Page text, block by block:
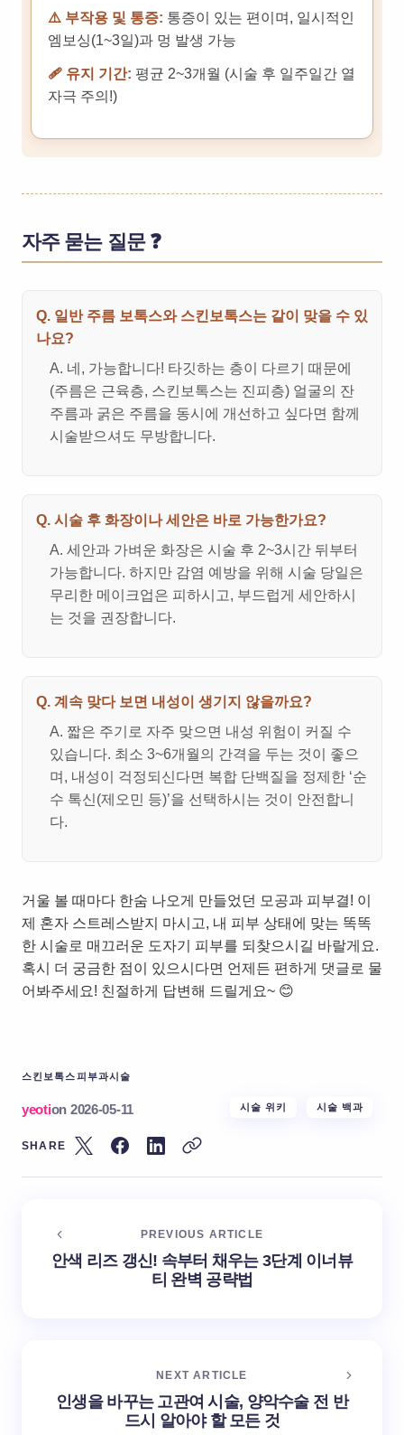
⚠️ 부작용 및 통증: 통증이 있는 편이며, 일시적인
엠보싱(1~3일)과 멍 발생 가능
🩹 유지 기간: 평균 2~3개월 (시술 후 일주일간 열
자극 주의!)
자주 묻는 질문 ❓
Q. 일반 주름 보톡스와 스킨보톡스는 같이 맞을 수 있
나요?
A. 네, 가능합니다! 타깃하는 층이 다르기 때문에
(주름은 근육층, 스킨보톡스는 진피층) 얼굴의 잔
주름과 굵은 주름을 동시에 개선하고 싶다면 함께
시술받으셔도 무방합니다.
Q. 시술 후 화장이나 세안은 바로 가능한가요?
A. 세안과 가벼운 화장은 시술 후 2~3시간 뒤부터
가능합니다. 하지만 감염 예방을 위해 시술 당일은
무리한 메이크업은 피하시고, 부드럽게 세안하시
는 것을 권장합니다.
Q. 계속 맞다 보면 내성이 생기지 않을까요?
A. 짧은 주기로 자주 맞으면 내성 위험이 커질 수
있습니다. 최소 3~6개월의 간격을 두는 것이 좋으
며, 내성이 걱정되신다면 복합 단백질을 정제한 ‘순
수 톡신(제오민 등)’을 선택하시는 것이 안전합니
다.
거울 볼 때마다 한숨 나오게 만들었던 모공과 피부결! 이
제 혼자 스트레스받지 마시고, 내 피부 상태에 맞는 똑똑
한 시술로 매끄러운 도자기 피부를 되찾으시길 바랄게요.
혹시 더 궁금한 점이 있으시다면 언제든 편하게 댓글로 물
어봐주세요! 친절하게 답변해 드릴게요~ 😊
스킨보톡스피부과시술
yeotion 2026-05-11 시술 위키 시술 백과
SHARE
PREVIOUS ARTICLE
안색 리즈 갱신! 속부터 채우는 3단계 이너뷰
티 완벽 공략법
NEXT ARTICLE
인생을 바꾸는 고관여 시술, 양악수술 전 반
드시 알아야 할 모든 것